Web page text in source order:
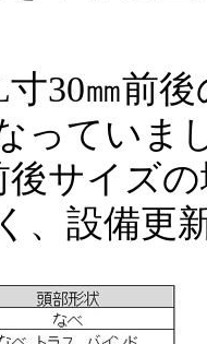
30㎜前
っていま
後サイズ
、設備更